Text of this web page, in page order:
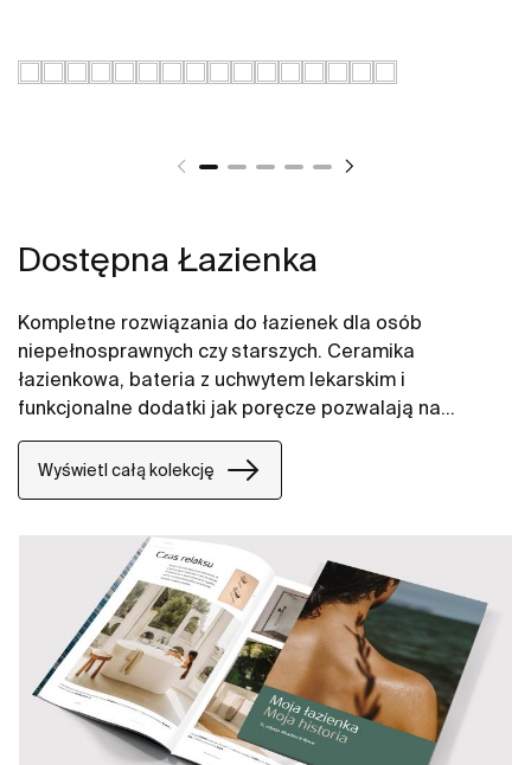
Dostępna Łazienka
Kompletne rozwiązania do łazienek dla osób
niepełnosprawnych czy starszych. Ceramika
łazienkowa, bateria z uchwytem lekarskim i
funkcjonalne dodatki jak poręcze pozwalają na
zapewnienie komfortowej przestrzeni na długie lata.
Wyświetl całą kolekcję